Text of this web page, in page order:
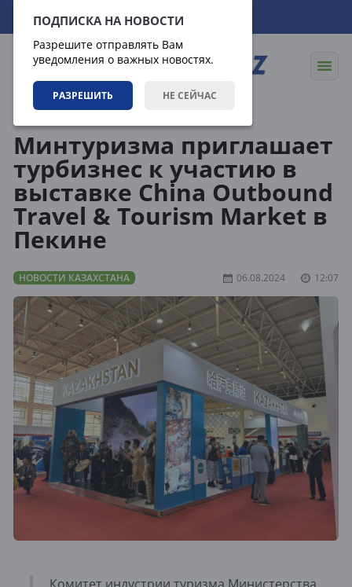
ПОДПИСКА НА НОВОСТИ
Разрешите отправлять Вам
уведомления о важных новостях.
РАЗРЕШИТЬ НЕ СЕЙЧАС
07.08.2026 22:08:11
Минтуризма приглашает
турбизнес к участию в
выставке China Outbound
Travel & Tourism Market в
Пекине
НОВОСТИ КАЗАХСТАНА 06.08.2024 12:07
Комитет индустрии туризма Министерства